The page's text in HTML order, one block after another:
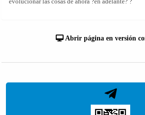
Abrir página en versión